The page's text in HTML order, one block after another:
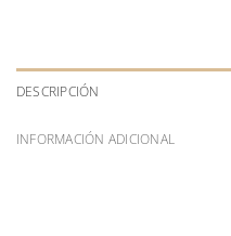
DESCRIPCIÓN
INFORMACIÓN ADICIONAL